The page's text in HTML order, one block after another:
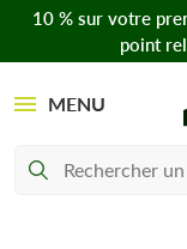
10 % sur votre
point
MENU